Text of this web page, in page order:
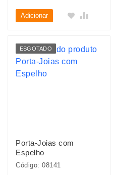
Adicionar
ESGOTADO
Porta-Joias com
Espelho
Código: 08141